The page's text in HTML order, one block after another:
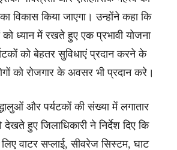
विकास किया जाएगा। उन्होंने कहा कि
को ध्यान में रखते हुए एक प्रभावी योजना
को बेहतर सुविधाएं प्रदान करने के
को रोजगार के अवसर भी प्रदान करे।
और पर्यटकों की संख्या में लगातार
देखते हुए जिलाधिकारी ने निर्देश दिए कि
वाटर सप्लाई, सीवरेज सिस्टम, घाट